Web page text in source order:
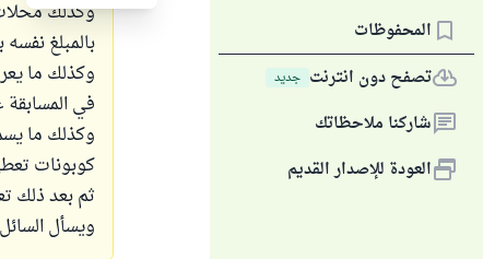
المحفوظات
تصفح دون انترنت جديد
شاركنا ملاحظاتك
العودة للإصدار القديم
وكذلك
وكذلك ما
في
وكذلك ما
كوبونات
ثم بعد ذلك
ويسأل